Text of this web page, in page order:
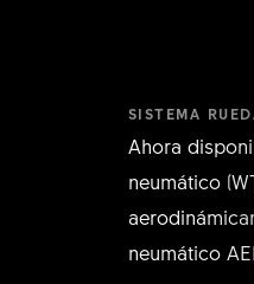
SISTEMA
Ahora
neumático
neumático